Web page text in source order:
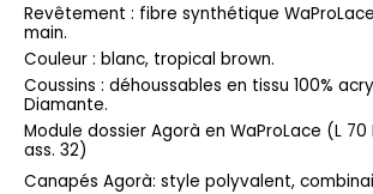
Revêtement : fibre synthétique
main.
Couleur : blanc, tropical brown.
Coussins : déhoussables en tissu 100%
Diamante.
Module dossier Agorà en WaProLace (L 70
ass. 32)
Canapés Agorà: style polyvalent,